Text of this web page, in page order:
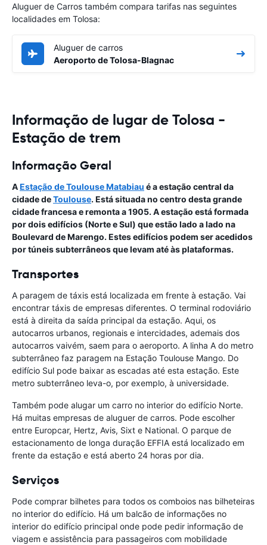
Aluguer de Carros também compara tarifas nas seguintes
localidades em Tolosa:
Aluguer de carros
Aeroporto de Tolosa-Blagnac
Informação de lugar de Tolosa -
Estação de trem
Informação Geral
AEstação de Toulouse Matabiau é a estação central da
cidade deToulouse. Está situada no centro desta grande
cidade francesa e remonta a 1905. A estação está formada
por dois edifícios (Norte e Sul) que estão lado a lado na
Boulevard de Marengo. Estes edifícios podem ser acedidos
por túneis subterrâneos que levam até às plataformas.
Transportes
A paragem de táxis está localizada em frente à estação. Vai
encontrar táxis de empresas diferentes. O terminal rodoviário
está à direita da saída principal da estação. Aqui, os
autocarros urbanos, regionais e intercidades, ademais dos
autocarros vaivém, saem para o aeroporto. A linha A do metro
subterrâneo faz paragem na Estação Toulouse Mango. Do
edifício Sul pode baixar as escadas até esta estação. Este
metro subterrâneo leva-o, por exemplo, à universidade.
Também pode alugar um carro no interior do edifício Norte.
Há muitas empresas de aluguer de carros. Pode escolher
entre Europcar, Hertz, Avis, Sixt e National. O parque de
estacionamento de longa duração EFFIA está localizado em
frente da estação e está aberto 24 horas por dia.
Serviços
Pode comprar bilhetes para todos os comboios nas bilheteiras
no interior do edifício. Há um balcão de informações no
interior do edifício principal onde pode pedir informação de
viagem e assistência para passageiros com mobilidade